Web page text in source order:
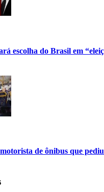
escolha do Brasil em
de ônibus que pediu